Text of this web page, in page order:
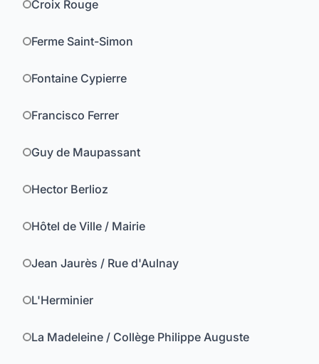
Croix Rouge
Ferme Saint-Simon
Fontaine Cypierre
Francisco Ferrer
Guy de Maupassant
Hector Berlioz
Hôtel de Ville / Mairie
Jean Jaurès / Rue d'Aulnay
L'Herminier
La Madeleine / Collège Philippe Auguste